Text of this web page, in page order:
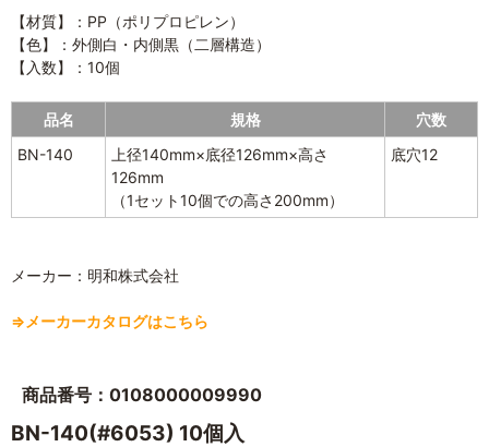
【材質】：PP（ポリプロピレン）
【色】：外側白・内側黒（二層構造）
【入数】：10個
品名 規格
穴数
BN-140
上径140mm×底径126mm×高さ
126mm
（1セット10個での高さ200mm）
底穴12
メーカー：明和株式会社
⇒メーカーカタログはこちら
商品番号：0108000009990
BN-140(#6053) 10個入